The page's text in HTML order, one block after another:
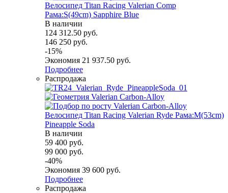
Велосипед Titan Racing Valerian Comp
Рама:S(49cm) Sapphire Blue
В наличии
124 312.50 руб.
146 250 руб.
-15%
Экономия 21 937.50 руб.
Подробнее
Распродажа
Велосипед Titan Racing Valerian Ryde Рама:M(53cm)
Pineapple Soda
В наличии
59 400 руб.
99 000 руб.
-40%
Экономия 39 600 руб.
Подробнее
Распродажа